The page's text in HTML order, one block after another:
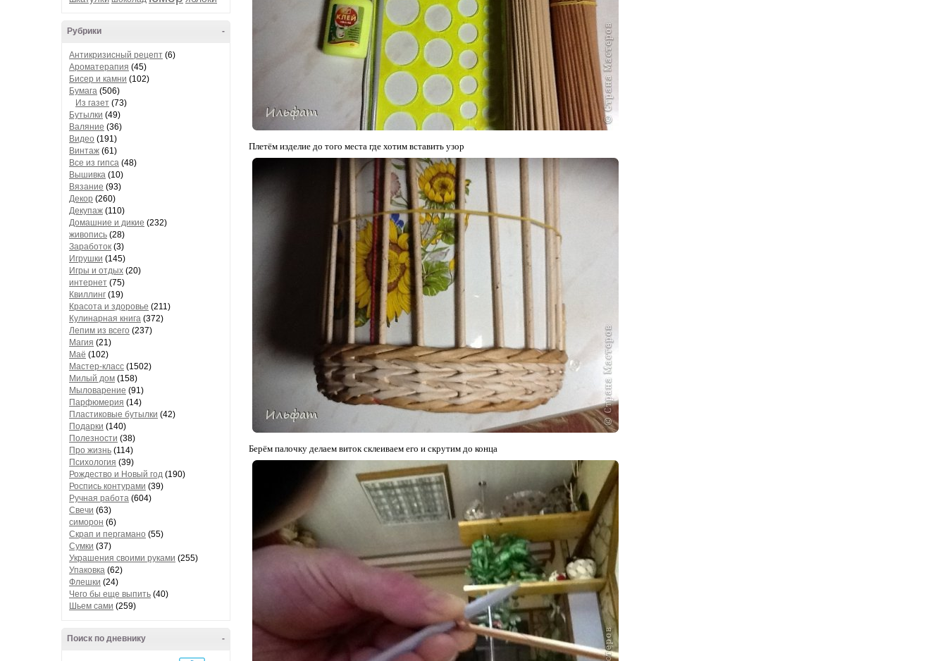
-
Рубрики
Антикризисный рецепт (6)
Ароматерапия (45)
Бисер и камни (102)
Бумага (506)
Из газет (73)
Бутылки (49)
Валяние (36)
Видео (191)
Винтаж (61)
Все из гипса (48)
Вышивка (10)
Вязание (93)
Декор (260)
Декупаж (110)
Домашние и дикие (232)
живопись (28)
Заработок (3)
Игрушки (145)
Игры и отдых (20)
интернет (75)
Квиллинг (19)
Красота и здоровье (211)
Кулинарная книга (372)
Лепим из всего (237)
Магия (21)
Маё (102)
Мастер-класс (1502)
Милый дом (158)
Мыловарение (91)
Парфюмерия (14)
Пластиковые бутылки (42)
Подарки (140)
Полезности (38)
Про жизнь (114)
Психология (39)
Рождество и Новый год (190)
Роспись контурами (39)
Ручная работа (604)
Свечи (63)
симорон (6)
Скрап и пергамано (55)
Сумки (37)
Украшения своими руками (255)
Упаковка (62)
Флешки (24)
Чего бы еще выпить (40)
Шьем сами (259)
-
Поиск по дневнику
Плетём изделие до того места где хотим вставить узор
Берём палочку делаем виток склеиваем его и скрутим до конца